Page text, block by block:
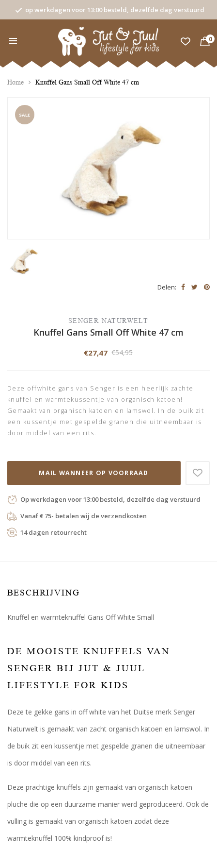
op werkdagen voor 13:00 besteld, dezelfde dag verstuurd
0
Home Knuffel Gans Small Off White 47 cm
SALE
Delen:
SENGER NATURWELT
Knuffel Gans Small Off White 47 cm
€27,47 €54,95
Deze offwhite gans van Senger is een heerlijk zachte
knuffel en warmtekussentje van organisch katoen!
Gemaakt van organisch katoen en lamswol. In de buik zit
een kussentje met gespelde granen die uitneembaar is
door middel van een rits.
MAIL WANNEER OP VOORRAAD
Op werkdagen voor 13:00 besteld, dezelfde dag verstuurd
Vanaf € 75- betalen wij de verzendkosten
14 dagen retourrecht
BESCHRIJVING
Knuffel en warmteknuffel Gans Off White Small
DE MOOISTE KNUFFELS VAN
SENGER BIJ JUT & JUUL
LIFESTYLE FOR KIDS
Deze te gekke gans in off white van het Duitse merk Senger
Naturwelt is gemaakt van zacht organisch katoen en lamswol. In
de buik zit een kussentje met gespelde granen die uitneembaar
is door middel van een rits.
Deze prachtige knuffels zijn gemaakt van organisch katoen
pluche die op een duurzame manier werd geproduceerd. Ook de
vulling is gemaakt van organisch katoen zodat deze
warmteknuffel 100% kindproof is!